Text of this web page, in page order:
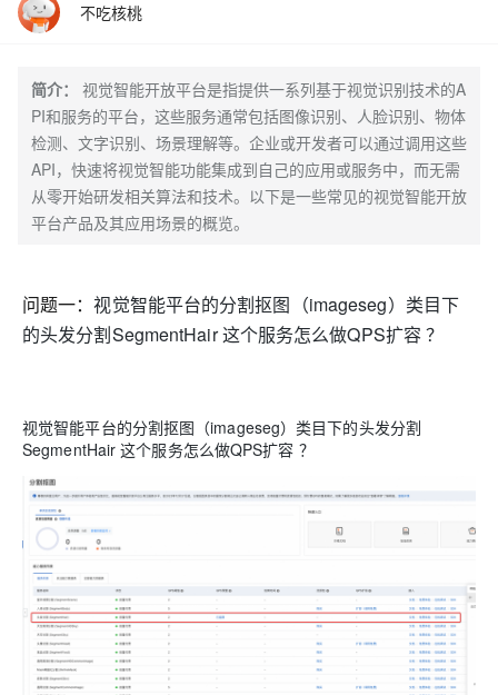
不吃核桃
简介：
视觉智能开放平台是指提供一系列基于视觉识别技术的A
PI和服务的平台，这些服务通常包括图像识别、人脸识别、物体
检测、文字识别、场景理解等。企业或开发者可以通过调用这些
API，快速将视觉智能功能集成到自己的应用或服务中，而无需
从零开始研发相关算法和技术。以下是一些常见的视觉智能开放
平台产品及其应用场景的概览。
问题一：视觉智能平台的分割抠图（imageseg）类目下
的头发分割SegmentHair 这个服务怎么做QPS扩容 ？
视觉智能平台的分割抠图（imageseg）类目下的头发分割
SegmentHair 这个服务怎么做QPS扩容 ？